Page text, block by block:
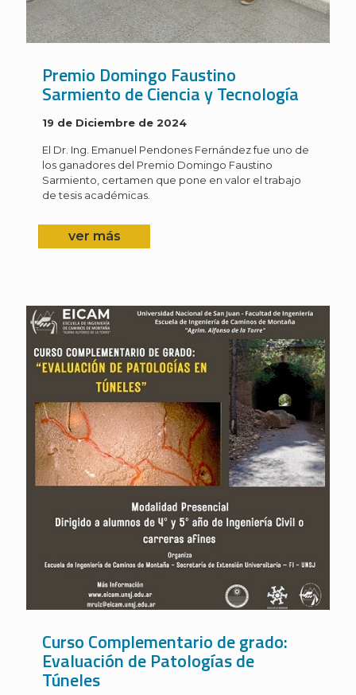
Premio Domingo Faustino
Sarmiento de Ciencia y Tecnología
19 de Diciembre de 2024
El Dr. Ing. Emanuel Pendones Fernández fue uno de
los ganadores del Premio Domingo Faustino
Sarmiento, certamen que pone en valor el trabajo
de tesis académicas.
ver más
Curso Complementario de grado:
Evaluación de Patologías de
Túneles